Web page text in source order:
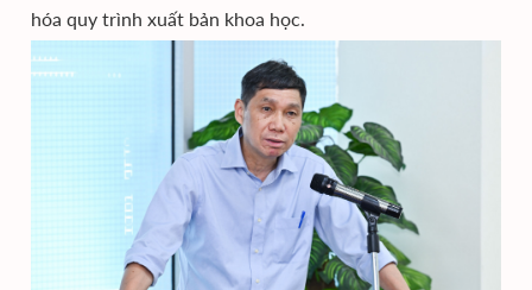
hóa quy trình xuất bản khoa học.